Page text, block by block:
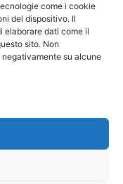
come i cookie
del dispositivo. Il
elaborare dati come il
sito. Non
su alcune
Vedi storico
EU, un programma
su Amazon prima